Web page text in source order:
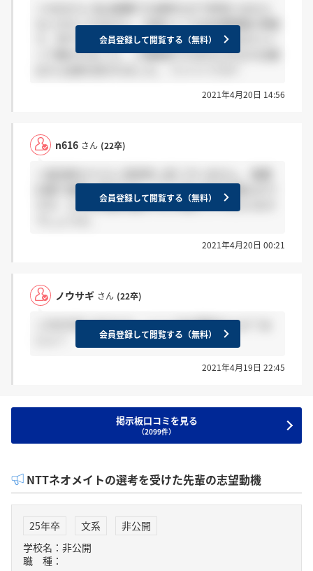
ないかもしれません。 内容としては志望動機の深掘
り、学チカの深掘りで技術に対する取り組みがメイ
ンで聞かれました。 人間関係でのあなたの立ち位置
会員登録して閲覧する（無料）
2021年4月20日 14:56
n616 さん (22卒)
応募で選考に進まれましたか？私は自由応募なので
すが、どんな内容を聞かれたか教えていただけます
会員登録して閲覧する（無料）
2021年4月20日 00:21
ノウサギ さん (22卒)
二次が5月にあるけど、ここ二次が最終なんか？は
会員登録して閲覧する（無料）
2021年4月19日 22:45
掲示板口コミを見る
（2099件）
NTTネオメイトの選考を受けた先輩の志望動機
25年卒 文系
非公開
学校名：非公開
職 種：